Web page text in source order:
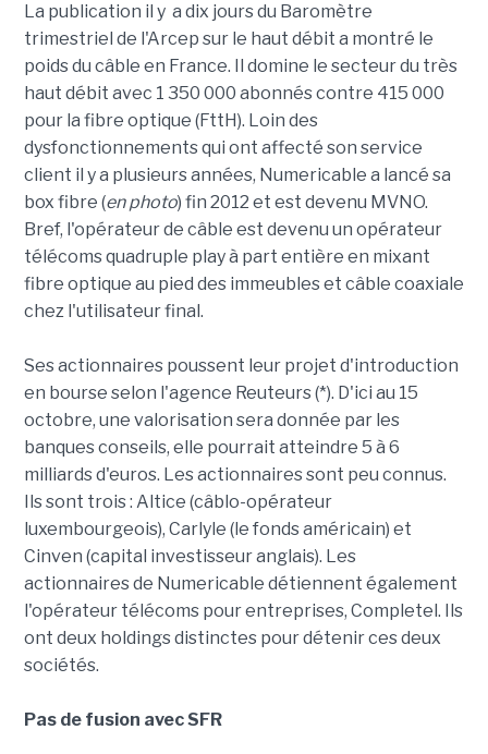
La publication il y a dix jours du Baromètre
trimestriel de l'Arcep sur le haut débit a montré le
poids du câble en France. Il domine le secteur du très
haut débit avec 1 350 000 abonnés contre 415 000
pour la fibre optique (FttH). Loin des
dysfonctionnements qui ont affecté son service
client il y a plusieurs années, Numericable a lancé sa
box fibre (en photo) fin 2012 et est devenu MVNO.
Bref, l'opérateur de câble est devenu un opérateur
télécoms quadruple play à part entière en mixant
fibre optique au pied des immeubles et câble coaxiale
chez l'utilisateur final.
Ses actionnaires poussent leur projet d'introduction
en bourse selon l'agence Reuteurs (*). D'ici au 15
octobre, une valorisation sera donnée par les
banques conseils, elle pourrait atteindre 5 à 6
milliards d'euros. Les actionnaires sont peu connus.
Ils sont trois : Altice (câblo-opérateur
luxembourgeois), Carlyle (le fonds américain) et
Cinven (capital investisseur anglais). Les
actionnaires de Numericable détiennent également
l'opérateur télécoms pour entreprises, Completel. Ils
ont deux holdings distinctes pour détenir ces deux
sociétés.
Pas de fusion avec SFR